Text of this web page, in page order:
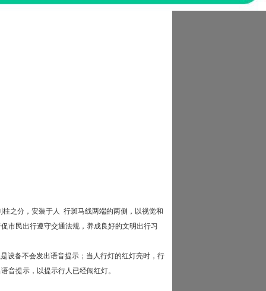
之分，安装于人 行斑马线两端的两侧，以视觉和
市民出行遵守交通法规，养成良好的文明出行习
设备不会发出语音提示；当人行灯的红灯亮时，行
音提示，以提示行人已经闯红灯。